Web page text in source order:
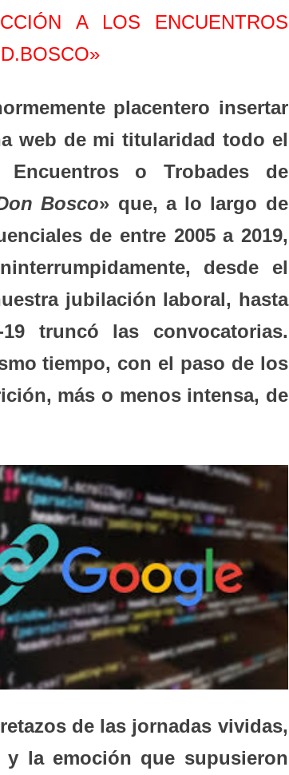
A LOS ENCUENTROS
placentero insertar
web de mi titularidad todo el
o Trobades de
Bosco» que, a lo largo de
de entre 2005 a 2019,
desde el
jubilación laboral, hasta
truncó las convocatorias.
tiempo, con el paso de los
más o menos intensa, de
de las jornadas vividas,
la emoción que supusieron